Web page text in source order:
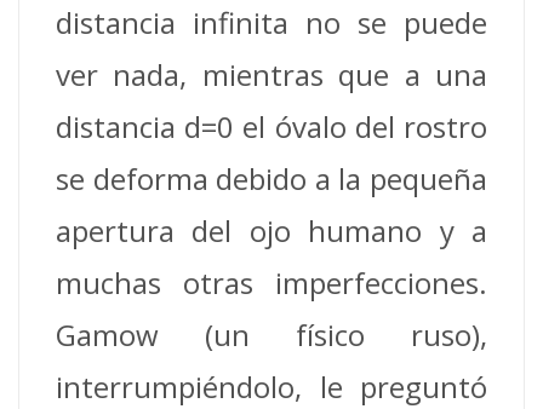
distancia infinita no se puede
ver nada, mientras que a una
distancia d=0 el óvalo del rostro
se deforma debido a la pequeña
apertura del ojo humano y a
muchas otras imperfecciones.
Gamow (un físico ruso),
interrumpiéndolo, le preguntó